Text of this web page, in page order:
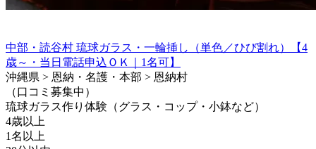
中部・読谷村 琉球ガラス・一輪挿し（単色／ひび割れ）【4
歳～・当日電話申込ＯＫ｜1名可】
沖縄県 > 恩納・名護・本部 > 恩納村
（口コミ募集中）
琉球ガラス作り体験（グラス・コップ・小鉢など）
4歳以上
1名以上